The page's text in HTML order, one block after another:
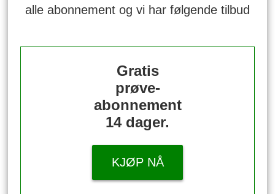
alle abonnement og vi har følgende tilbud
Gratis
prøve-
abonnement
14 dager.
KJØP NÅ